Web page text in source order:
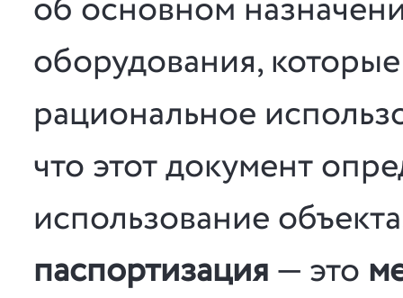
оборудования,
рациональное
что этот документ
использование
паспортизация— это